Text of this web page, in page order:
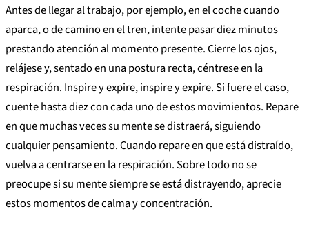
Antes de llegar al trabajo, por ejemplo, en el coche cuando
aparca, o de camino en el tren, intente pasar diez minutos
prestando atención al momento presente. Cierre los ojos,
relájese y, sentado en una postura recta, céntrese en la
respiración. Inspire y expire, inspire y expire. Si fuere el caso,
cuente hasta diez con cada uno de estos movimientos. Repare
en que muchas veces su mente se distraerá, siguiendo
cualquier pensamiento. Cuando repare en que está distraído,
vuelva a centrarse en la respiración. Sobre todo no se
preocupe si su mente siempre se está distrayendo, aprecie
estos momentos de calma y concentración.